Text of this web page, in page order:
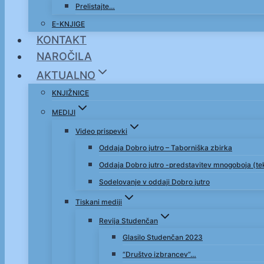
Prelistajte…
E-KNJIGE
KONTAKT
NAROČILA
AKTUALNO
KNJIŽNICE
MEDIJI
Video prispevki
Oddaja Dobro jutro – Taborniška zbirka
Oddaja Dobro jutro -predstavitev mnogoboja
Sodelovanje v oddaji Dobro jutro
Tiskani mediji
Revija Studenčan
Glasilo Studenčan 2023
“Društvo izbrancev”…